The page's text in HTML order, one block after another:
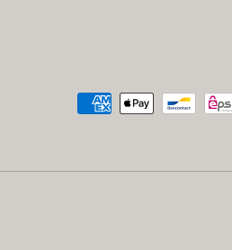
Geaccepteerde